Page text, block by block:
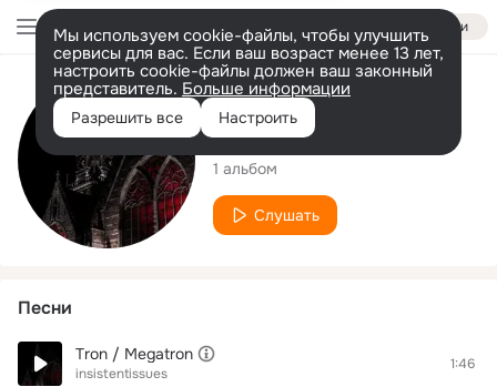
Войти
Мы используем cookie-файлы, чтобы улучшить
сервисы для вас. Если ваш возраст менее 13 лет,
настроить cookie-файлы должен ваш законный
представитель. Больше информации
Разрешить все Настроить
Исполнитель
insistentissues
1 альбом
Слушать
Песни
Tron / Megatron
insistentissues
1:46